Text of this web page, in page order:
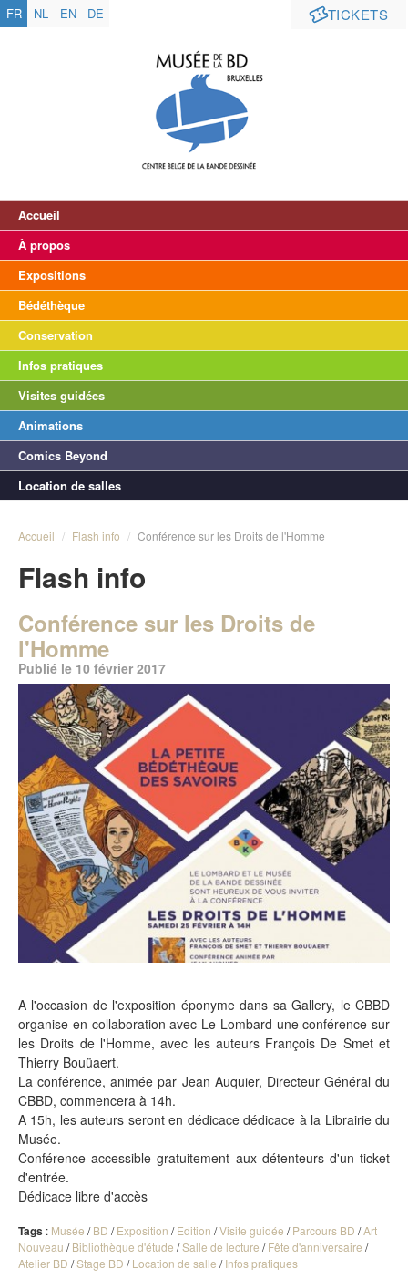
TICKETS
FR NL EN DE
Accueil
À propos
Expositions
Bédéthèque
Conservation
Infos pratiques
Visites guidées
Animations
Comics Beyond
Location de salles
Accueil / Flash info / Conférence sur les Droits de l'Homme
Flash info
Conférence sur les Droits de
l'Homme
Publié le 10 février 2017
A l'occasion de l'exposition éponyme dans sa Gallery, le CBBD
organise en collaboration avec Le Lombard une conférence sur
les Droits de l'Homme, avec les auteurs François De Smet et
Thierry Bouüaert.
La conférence, animée par Jean Auquier, Directeur Général du
CBBD, commencera à 14h.
A 15h, les auteurs seront en dédicace dédicace à la Librairie du
Musée.
Conférence accessible gratuitement aux détenteurs d'un ticket
d'entrée.
Dédicace libre d'accès
Tags : Musée /BD /Exposition /Edition /Visite guidée /Parcours BD /Art
Nouveau /Bibliothèque d'étude /Salle de lecture /Fête d'anniversaire /
Atelier BD /Stage BD /Location de salle /Infos pratiques